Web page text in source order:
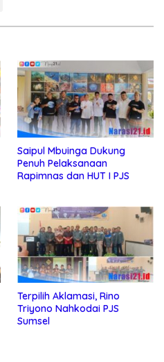
Saipul Mbuinga Dukung
Penuh Pelaksanaan
Rapimnas dan HUT I PJS
Terpilih Aklamasi, Rino
Triyono Nahkodai PJS
Sumsel